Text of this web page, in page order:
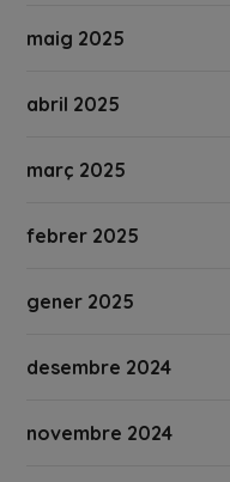
maig 2025
abril 2025
març 2025
febrer 2025
gener 2025
desembre 2024
novembre 2024